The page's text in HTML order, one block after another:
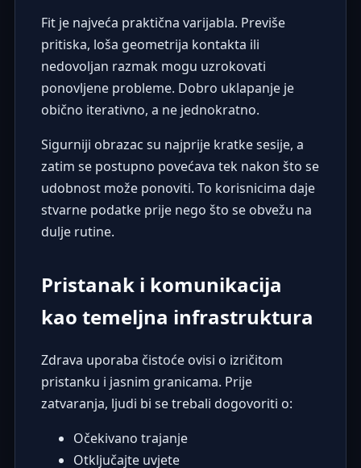
Fit je najveća praktična varijabla. Previše
pritiska, loša geometrija kontakta ili
nedovoljan razmak mogu uzrokovati
ponovljene probleme. Dobro uklapanje je
obično iterativno, a ne jednokratno.
Sigurniji obrazac su najprije kratke sesije, a
zatim se postupno povećava tek nakon što se
udobnost može ponoviti. To korisnicima daje
stvarne podatke prije nego što se obvežu na
dulje rutine.
Pristanak i komunikacija
kao temeljna infrastruktura
Zdrava uporaba čistoće ovisi o izričitom
pristanku i jasnim granicama. Prije
zatvaranja, ljudi bi se trebali dogovoriti o:
Očekivano trajanje
Otključajte uvjete